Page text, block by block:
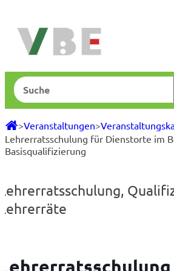
springen
Suchen
>Veranstaltungen>
Lehrerratsschulung für Dienstorte im
Basisqualifizierung
,